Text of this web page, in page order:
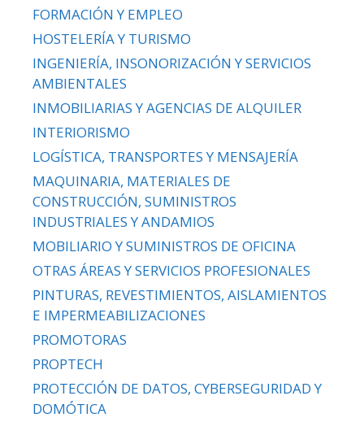
FORMACIÓN Y EMPLEO
HOSTELERÍA Y TURISMO
INGENIERÍA, INSONORIZACIÓN Y SERVICIOS
AMBIENTALES
INMOBILIARIAS Y AGENCIAS DE ALQUILER
INTERIORISMO
LOGÍSTICA, TRANSPORTES Y MENSAJERÍA
MAQUINARIA, MATERIALES DE
CONSTRUCCIÓN, SUMINISTROS
INDUSTRIALES Y ANDAMIOS
MOBILIARIO Y SUMINISTROS DE OFICINA
OTRAS ÁREAS Y SERVICIOS PROFESIONALES
PINTURAS, REVESTIMIENTOS, AISLAMIENTOS
E IMPERMEABILIZACIONES
PROMOTORAS
PROPTECH
PROTECCIÓN DE DATOS, CYBERSEGURIDAD Y
DOMÓTICA